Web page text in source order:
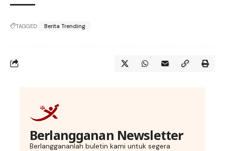
TAGGED: Berita Trending
Berlangganan Newsletter
Berlanggananlah buletin kami untuk segera